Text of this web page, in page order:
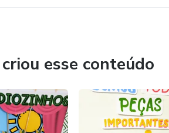
esse conteúdo